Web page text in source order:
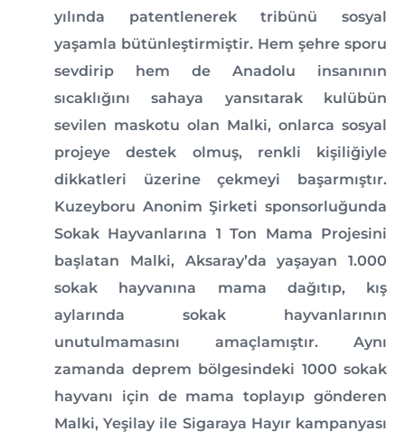
yılında patentlenerek tribünü sosyal
yaşamla bütünleştirmiştir. Hem şehre sporu
sevdirip hem de Anadolu insanının
sıcaklığını sahaya yansıtarak kulübün
sevilen maskotu olan Malki, onlarca sosyal
projeye destek olmuş, renkli kişiliğiyle
dikkatleri üzerine çekmeyi başarmıştır.
Kuzeyboru Anonim Şirketi sponsorluğunda
Sokak Hayvanlarına 1 Ton Mama Projesini
başlatan Malki, Aksaray’da yaşayan 1.000
sokak hayvanına mama dağıtıp, kış
aylarında sokak hayvanlarının
unutulmamasını amaçlamıştır. Aynı
zamanda deprem bölgesindeki 1000 sokak
hayvanı için de mama toplayıp gönderen
Malki, Yeşilay ile Sigaraya Hayır kampanyası